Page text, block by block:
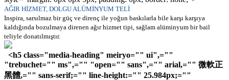
AĞIR HİZMET, DOLGU ALÜMİNYUM TELİ
Inspira, sarsılmaz bir güç ve direnç ile yoğun baskılarla bile karşı karşıya
kaldığında bozulmaya direnen ağır hizmet tipi, sağlam alüminyum bir bail
teliyle donatılmıştır.
<h5 class="media-heading" meiryo="" ui",=""
"trebuchet="" ms",="" "open="" sans",="" arial,="" 微軟正
黑體,="" sans-serif;="" line-height:="" 25.984px;=""